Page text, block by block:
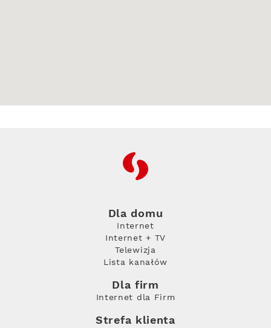
RFC
Dla domu
Internet
Internet + TV
Telewizja
Lista kanałów
Dla firm
Internet dla Firm
Strefa klienta